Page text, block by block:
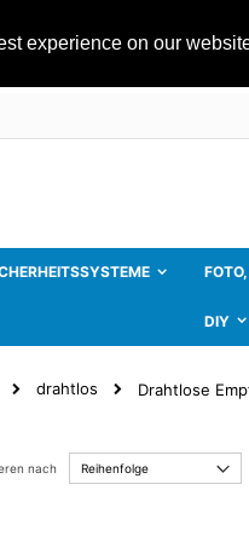
experience on our
DIY
drahtlos Drahtlose
nach